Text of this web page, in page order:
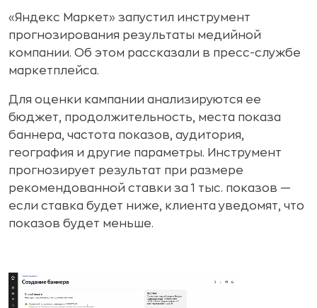
«Яндекс Маркет» запустил инструмент
прогнозирования результаты медийной
компании. Об этом рассказали в пресс-службе
маркетплейса.
Для оценки кампании анализируются ее
бюджет, продолжительность, места показа
баннера, частота показов, аудитория,
география и другие параметры. Инструмент
прогнозирует результат при размере
рекомендованной ставки за 1 тыс. показов —
если ставка будет ниже, клиента уведомят, что
показов будет меньше.